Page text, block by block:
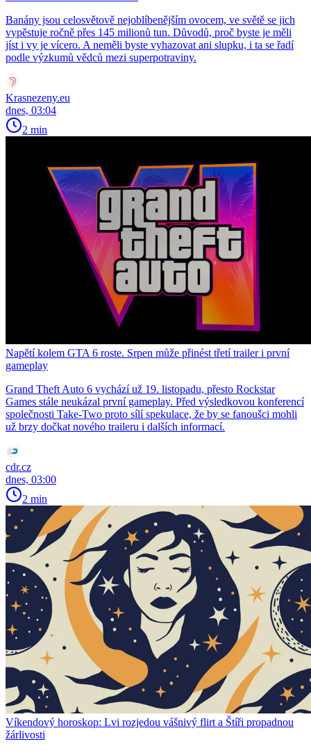
Banány jsou celosvětově nejoblíbenějším ovocem, ve světě se jich
vypěstuje ročně přes 145 milionů tun. Důvodů, proč byste je měli
jíst i vy je vícero. A neměli byste vyhazovat ani slupku, i ta se řadí
podle výzkumů vědců mezi superpotraviny.
Krasnezeny.eu
dnes, 03:04
2 min
Napětí kolem GTA 6 roste. Srpen může přinést třetí trailer i první
gameplay
Grand Theft Auto 6 vychází už 19. listopadu, přesto Rockstar
Games stále neukázal první gameplay. Před výsledkovou konferencí
společnosti Take-Two proto sílí spekulace, že by se fanoušci mohli
už brzy dočkat nového traileru i dalších informací.
cdr.cz
dnes, 03:00
2 min
Víkendový horoskop: Lvi rozjedou vášnivý flirt a Štíři propadnou
žárlivosti